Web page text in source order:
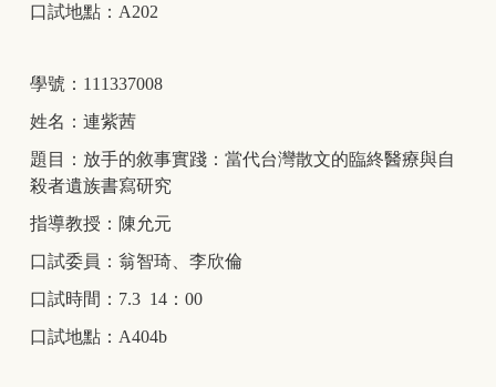
口試地點：A202
學號：111337008
姓名：連紫茜
題目：放手的敘事實踐：當代台灣散文的臨終醫療與自
殺者遺族書寫研究
指導教授：陳允元
口試委員：翁智琦、李欣倫
口試時間：7.3 14：00
口試地點：A404b